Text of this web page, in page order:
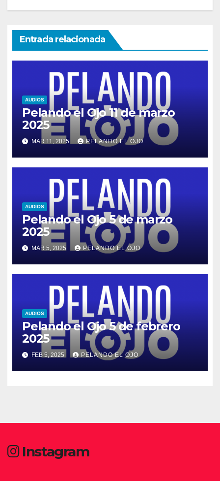
Entrada relacionada
AUDIOS
Pelando el Ojo 11 de marzo
2025
MAR 11, 2025 PELANDO EL OJO
AUDIOS
Pelando el Ojo 5 de marzo
2025
MAR 5, 2025 PELANDO EL OJO
AUDIOS
Pelando el Ojo 5 de febrero
2025
FEB 5, 2025 PELANDO EL OJO
Instagram